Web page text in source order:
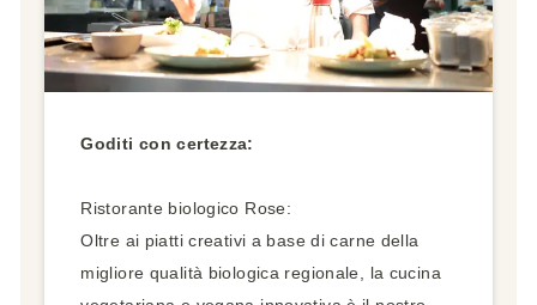
Goditi con certezza:
Ristorante biologico Rose:
Oltre ai piatti creativi a base di carne della
migliore qualità biologica regionale, la cucina